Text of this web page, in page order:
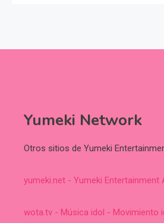
Yumeki Network
Otros sitios de Yumeki
yumeki.net - Yumeki Entertainment
wota.tv - Música idol - Movimiento